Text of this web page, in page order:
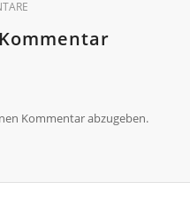
Kommentar abzugeben.